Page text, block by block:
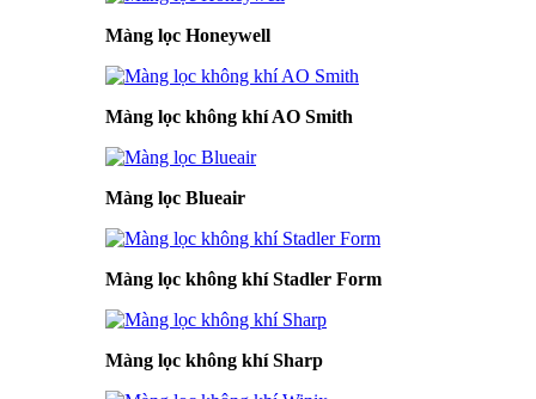
Màng lọc Honeywell
Màng lọc không khí AO Smith
Màng lọc Blueair
Màng lọc không khí Stadler Form
Màng lọc không khí Sharp